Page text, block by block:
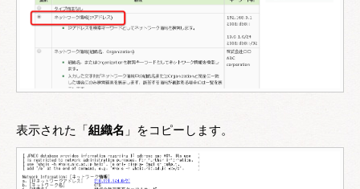
表示された「 組織名 」をコピーします。